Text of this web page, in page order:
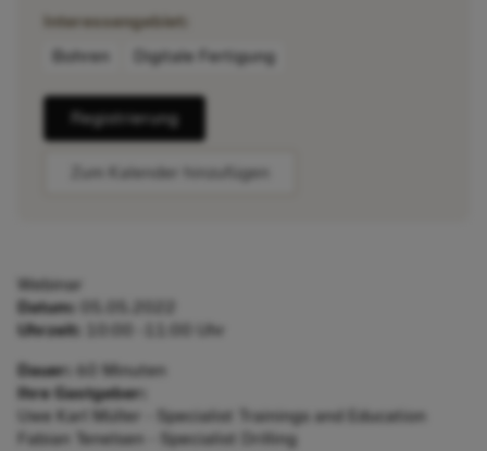
Interessengebiet:
Bohren
Digitale Fertigung
Registrierung
Zum Kalender hinzufügen
Webinar
Datum:
Uhrzeit:
10:00 -11:00 Uhr
Dauer: 60 Minuten
Ihre Gastgeber:
Uwe Karl Müller - Specialist Trainings and Education
Fabian Tenelsen - Specialist Drilling